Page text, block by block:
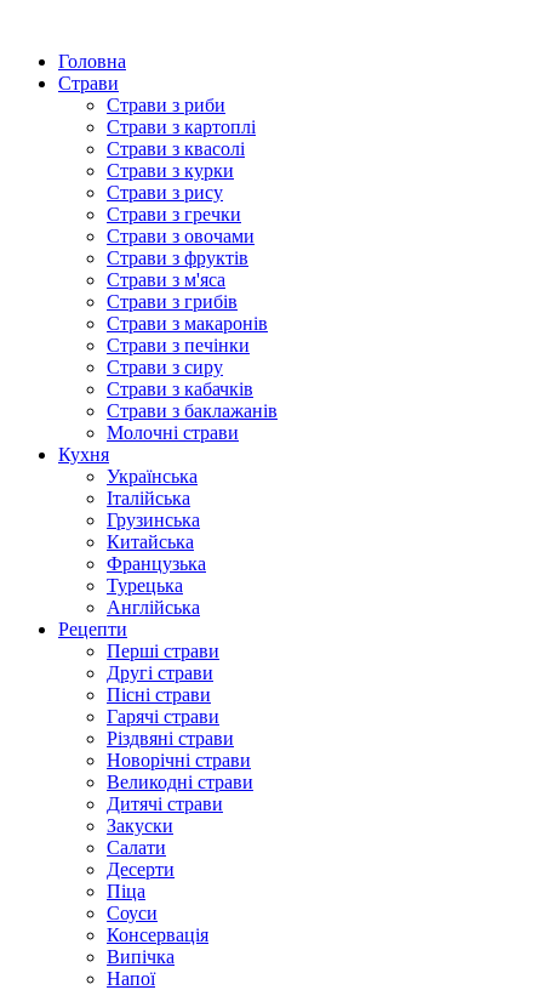
Головна
Страви
Страви з риби
Страви з картоплі
Страви з квасолі
Страви з курки
Страви з рису
Страви з гречки
Страви з овочами
Страви з фруктів
Страви з м'яса
Страви з грибів
Страви з макаронів
Страви з печінки
Страви з сиру
Страви з кабачків
Страви з баклажанів
Молочні страви
Кухня
Українська
Італійська
Грузинська
Китайська
Французька
Турецька
Англійська
Рецепти
Перші страви
Другі страви
Пісні страви
Гарячі страви
Різдвяні страви
Новорічні страви
Великодні страви
Дитячі страви
Закуски
Салати
Десерти
Піца
Соуси
Консервація
Випічка
Напої